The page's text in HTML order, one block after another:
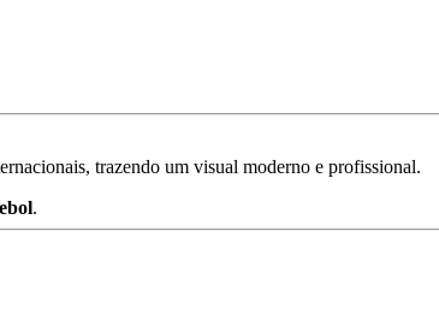
trazendo um visual moderno e profissional.
.